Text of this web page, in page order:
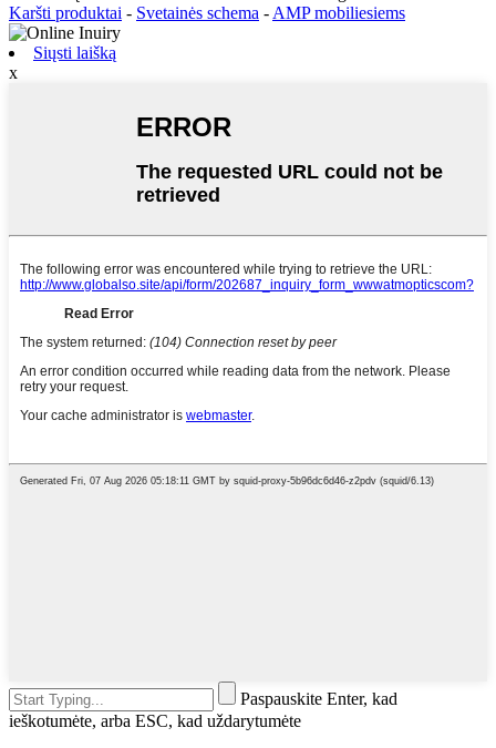
Karšti produktai - Svetainės schema - AMP mobiliesiems
Siųsti laišką
x
Paspauskite Enter, kad
ieškotumėte, arba ESC, kad uždarytumėte